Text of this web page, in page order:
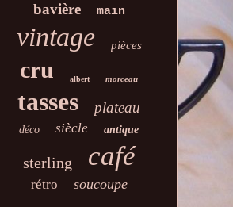
bavière main
vintage pièces
cru albert morceau
tasses plateau
déco siècle antique
sterling café
rétro soucoupe